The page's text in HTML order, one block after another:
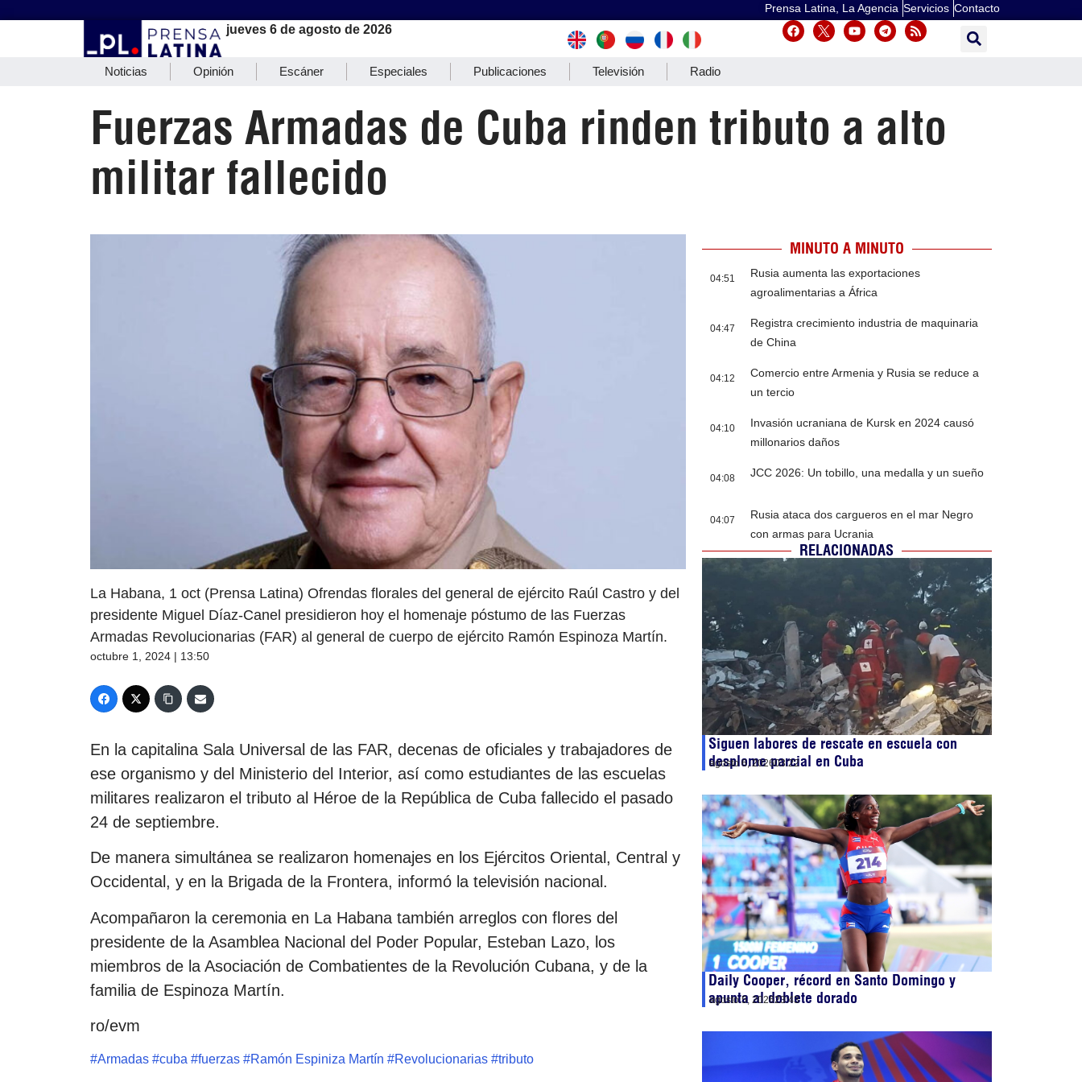
Prensa Latina, La Agencia Servicios Contacto
jueves 6 de agosto de 2026
Noticias Opinión Escáner Especiales Publicaciones Televisión Radio
Fuerzas Armadas de Cuba rinden tributo a alto
militar fallecido
La Habana, 1 oct (Prensa Latina) Ofrendas florales del general de ejército Raúl Castro y del
presidente Miguel Díaz-Canel presidieron hoy el homenaje póstumo de las Fuerzas
Armadas Revolucionarias (FAR) al general de cuerpo de ejército Ramón Espinoza Martín.
octubre 1, 2024 | 13:50
En la capitalina Sala Universal de las FAR, decenas de oficiales y trabajadores de
ese organismo y del Ministerio del Interior, así como estudiantes de las escuelas
militares realizaron el tributo al Héroe de la República de Cuba fallecido el pasado
24 de septiembre.
De manera simultánea se realizaron homenajes en los Ejércitos Oriental, Central y
Occidental, y en la Brigada de la Frontera, informó la televisión nacional.
Acompañaron la ceremonia en La Habana también arreglos con flores del
presidente de la Asamblea Nacional del Poder Popular, Esteban Lazo, los
miembros de la Asociación de Combatientes de la Revolución Cubana, y de la
familia de Espinoza Martín.
ro/evm
#Armadas #cuba #fuerzas #Ramón Espiniza Martín #Revolucionarias #tributo
MINUTO A MINUTO
04:51
Rusia aumenta las exportaciones
agroalimentarias a África
04:47
Registra crecimiento industria de maquinaria
de China
04:12
Comercio entre Armenia y Rusia se reduce a
un tercio
04:10
Invasión ucraniana de Kursk en 2024 causó
millonarios daños
04:08 JCC 2026: Un tobillo, una medalla y un sueño
04:07
Rusia ataca dos cargueros en el mar Negro
con armas para Ucrania
RELACIONADAS
Siguen labores de rescate en escuela con
desplome parcial en Cuba
agosto 6, 202603:22
Daily Cooper, récord en Santo Domingo y
apunta al doblete dorado
agosto 5, 202623:43